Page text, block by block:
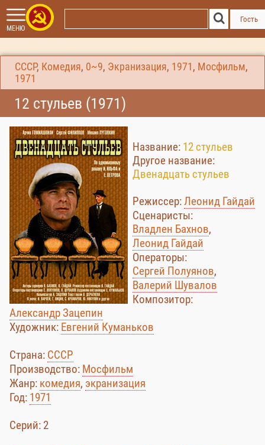
МЕНЮ
Гость
СССР, Комедия, 0~9, Экранизация, 1971 , Мосфильм,
1971
12 стульев (1971)
Название: 12 стульев
Другое название:
Двенадцать стульев
Режиссер:Леонид Гайдай
Сценаристы:
Владлен Бахнов,
Леонид Гайдай
Операторы:
Сергей Полуянов,
Валерий Шувалов
Композитор:
Александр Зацепин
Художник: Евгений Куманьков
Страна: СССР
Производство: Мосфильм
Жанр: комедия, экранизация
Год: 1971
Cерий: 2